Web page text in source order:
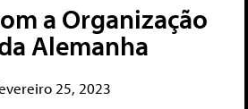
a Organização
Alemanha
25, 2023